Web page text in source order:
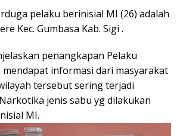
pelaku berinisial MI (26) adalah
Kec. Gumbasa Kab. Sigi .
penangkapan Pelaku
informasi dari masyarakat
tersebut sering terjadi
jenis sabu yg dilakukan
MI.